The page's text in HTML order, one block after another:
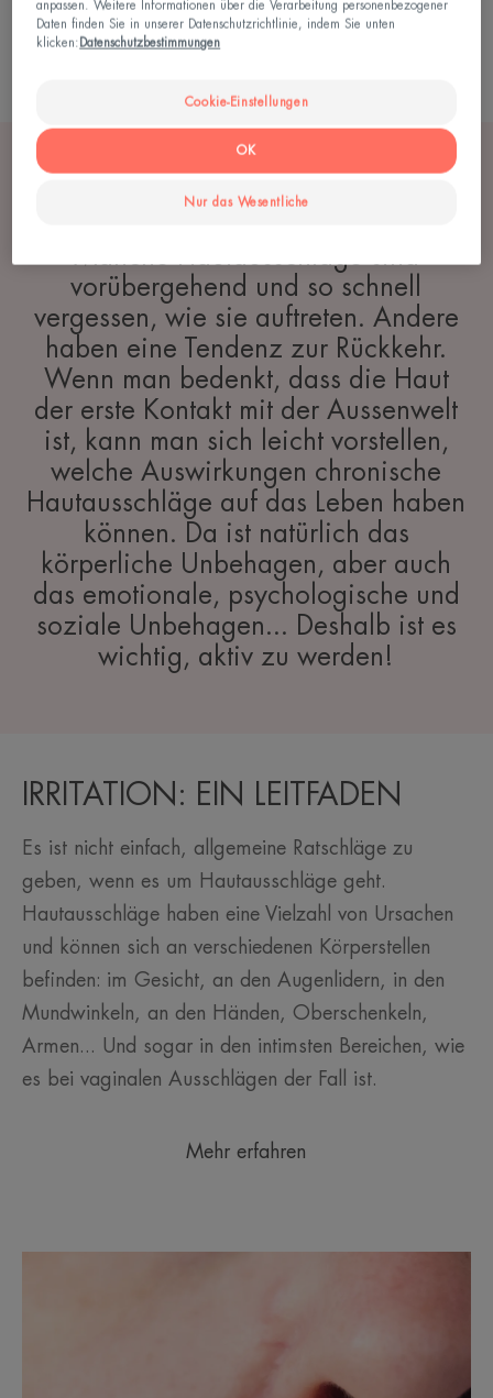
vorübergehend und so schnell
vergessen, wie sie auftreten. Andere
haben eine Tendenz zur Rückkehr.
Wenn man bedenkt, dass die Haut
der erste Kontakt mit der Aussenwelt
ist, kann man sich leicht vorstellen,
welche Auswirkungen chronische
Hautausschläge auf das Leben haben
können. Da ist natürlich das
körperliche Unbehagen, aber auch
das emotionale, psychologische und
soziale Unbehagen... Deshalb ist es
wichtig, aktiv zu werden!
IRRITATION: EIN LEITFADEN
Es ist nicht einfach, allgemeine Ratschläge zu
geben, wenn es um Hautausschläge geht.
Hautausschläge haben eine Vielzahl von Ursachen
und können sich an verschiedenen Körperstellen
befinden: im Gesicht, an den Augenlidern, in den
Mundwinkeln, an den Händen, Oberschenkeln,
Armen... Und sogar in den intimsten Bereichen, wie
es bei vaginalen Ausschlägen der Fall ist.
Mehr erfahren
anpassen. Weitere Informationen über die Verarbeitung personenbezogener
Daten finden Sie in unserer Datenschutzrichtlinie, indem Sie unten
klicken: Datenschutzbestimmungen
Cookie-Einstellungen
Nur das Wesentliche
OK